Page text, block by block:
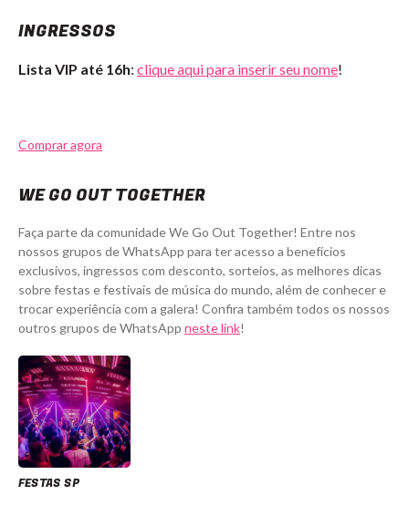
INGRESSOS
Lista VIP até 16h: clique aqui para inserir seu nome!
Comprar agora
WE GO OUT TOGETHER
Faça parte da comunidade We Go Out Together! Entre nos
nossos grupos de WhatsApp para ter acesso a benefícios
exclusivos, ingressos com desconto, sorteios, as melhores dicas
sobre festas e festivais de música do mundo, além de conhecer e
trocar experiência com a galera! Confira também todos os nossos
outros grupos de WhatsApp neste link!
FESTAS SP